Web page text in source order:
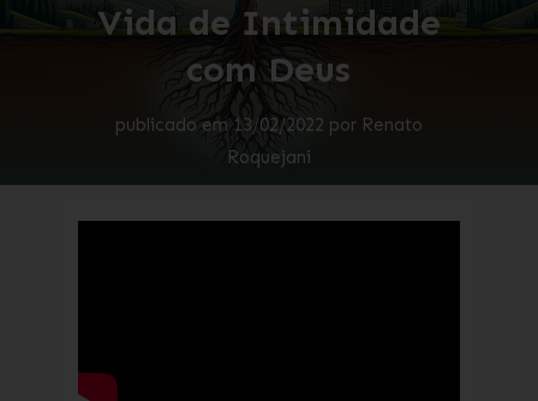
Vida de Intimidade
com Deus
publicado em 13/02/2022 por Renato
Roquejani